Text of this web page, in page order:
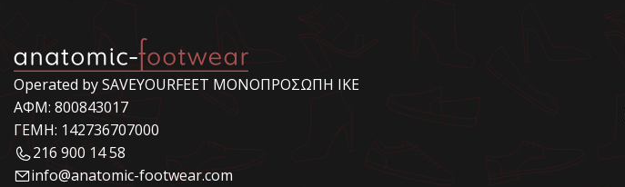
Operated by SAVEYOURFEET ΜΟΝΟΠΡΟΣΩΠΗ ΙΚΕ
ΑΦΜ: 800843017
ΓΕΜΗ: 142736707000
216 900 14 58
info@anatomic-footwear.com